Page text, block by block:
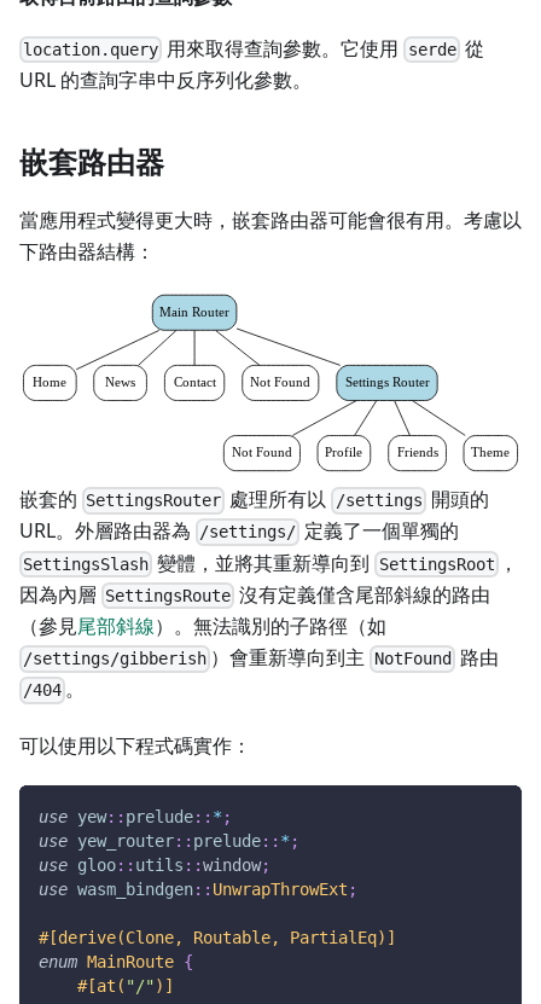
location.query 用來取得查詢參數。它使用 serde從
URL 的查詢字串中反序列化參數。
嵌套路由器
當應用程式變得更大時，嵌套路由器可能會很有用。考慮以
下路由器結構：
嵌套的 SettingsRouter 處理所有以 /settings 開頭的
URL。外層路由器為 /settings/ 定義了一個單獨的
SettingsSlash 變體，並將其重新導向到 SettingsRoot ，
因為內層 SettingsRoute 沒有定義僅含尾部斜線的路由
（參見尾部斜線）。無法識別的子路徑（如
/settings/gibberish ）會重新導向到主 NotFound 路由
/404 。
可以使用以下程式碼實作：
use yew:: prelude:: * ;
use yew_router:: prelude:: * ;
use gloo:: utils ::window;
use wasm_bindgen:: UnwrapThrowExt ;
#[derive(Clone, Routable, PartialEq)]
enum MainRoute {
#[at( "/" )]